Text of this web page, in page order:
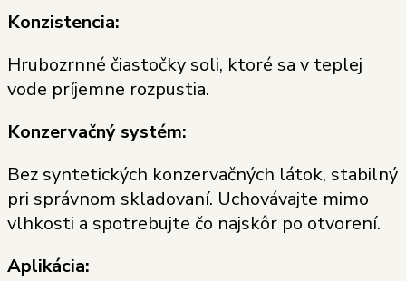
Konzistencia:
Hrubozrnné čiastočky soli, ktoré sa v teplej
vode príjemne rozpustia.
Konzervačný systém:
Bez syntetických konzervačných látok, stabilný
pri správnom skladovaní. Uchovávajte mimo
vlhkosti a spotrebujte čo najskôr po otvorení.
Aplikácia: